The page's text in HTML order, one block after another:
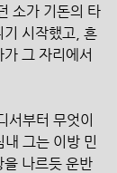
소가 기돈의 타
기 시작했고, 흔
그 자리에서
서부터 무엇이
그는 이방 민
나르듯 운반